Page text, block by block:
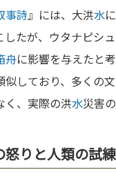
事詩』には、大洪水
したが、ウタナピシ
舟に影響を与えたと
しており、多くの文
く、実際の洪水災害の
りと人類の試練